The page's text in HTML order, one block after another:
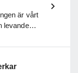
är vårt
levande
utan